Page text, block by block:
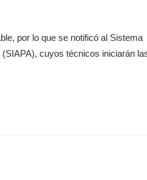
por lo que se notificó al Sistema
cuyos técnicos iniciarán